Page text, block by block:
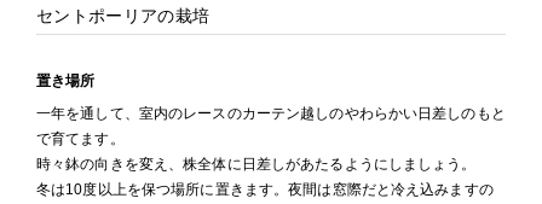
セントポーリアの栽培
置き場所
一年を通して、室内のレースのカーテン越しのやわらかい日差しのもと
で育てます。
時々鉢の向きを変え、株全体に日差しがあたるようにしましょう。
冬は10度以上を保つ場所に置きます。夜間は窓際だと冷え込みますの